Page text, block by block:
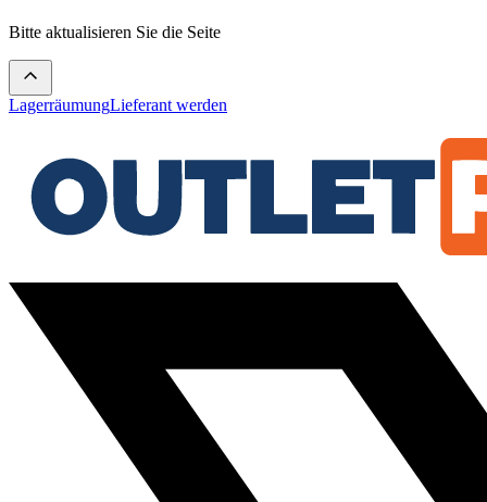
Bitte aktualisieren Sie die Seite
LagerräumungLieferant werden